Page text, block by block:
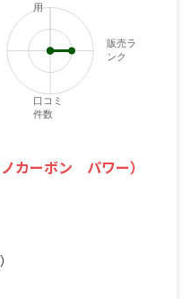
カーボン パワー）
用
販売ラ
ンク
口コミ
件数